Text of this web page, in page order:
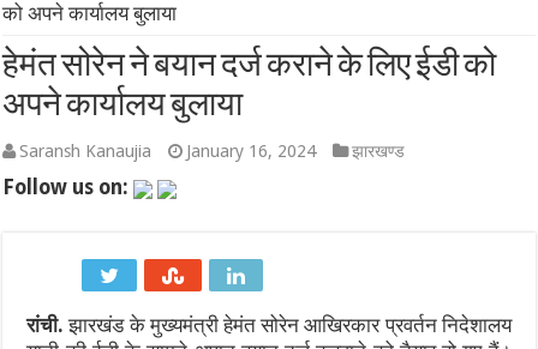
प्रहार: द उज्ज्वल निकम स्टोरी – कसाब केस से लेकर कोर्टरूम ड्रामे तक,
भारत का Model BIT: विदेशी निवेश सुरक्षा और नीतिगत स्वायत्तता के
भारत-चीन सीमा वार्ता 2026: LAC पर शांति और कूटनीतिक संवाद का
कच्चे तेल की चमक और डॉलर के दबाव के बीच मैदान में उतरा RBI: जानिए
IND vs SL Test Series 2026: मुथैया मुरलीधरन का ‘800’ का
600वां टेस्ट: भारतीय क्रिकेट का ऐतिहासिक पड़ाव, गाले में रचेगा नया
को अपने कार्यालय बुलाया
हेमंत सोरेन ने बयान दर्ज कराने के लिए ईडी को
अपने कार्यालय बुलाया
Saransh Kanaujia January 16, 2024 झारखण्ड
Follow us on:
रांची. झारखंड के मुख्यमंत्री हेमंत सोरेन आखिरकार प्रवर्तन निदेशालय